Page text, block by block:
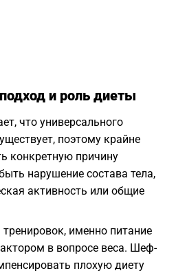
и роль диеты
что универсального
поэтому крайне
конкретную причину
нарушение состава тела,
активность или общие
именно питание
в вопросе веса. Шеф-
плохую диету